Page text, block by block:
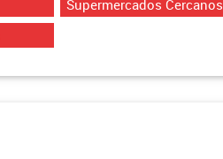
Supermercados Cercanos